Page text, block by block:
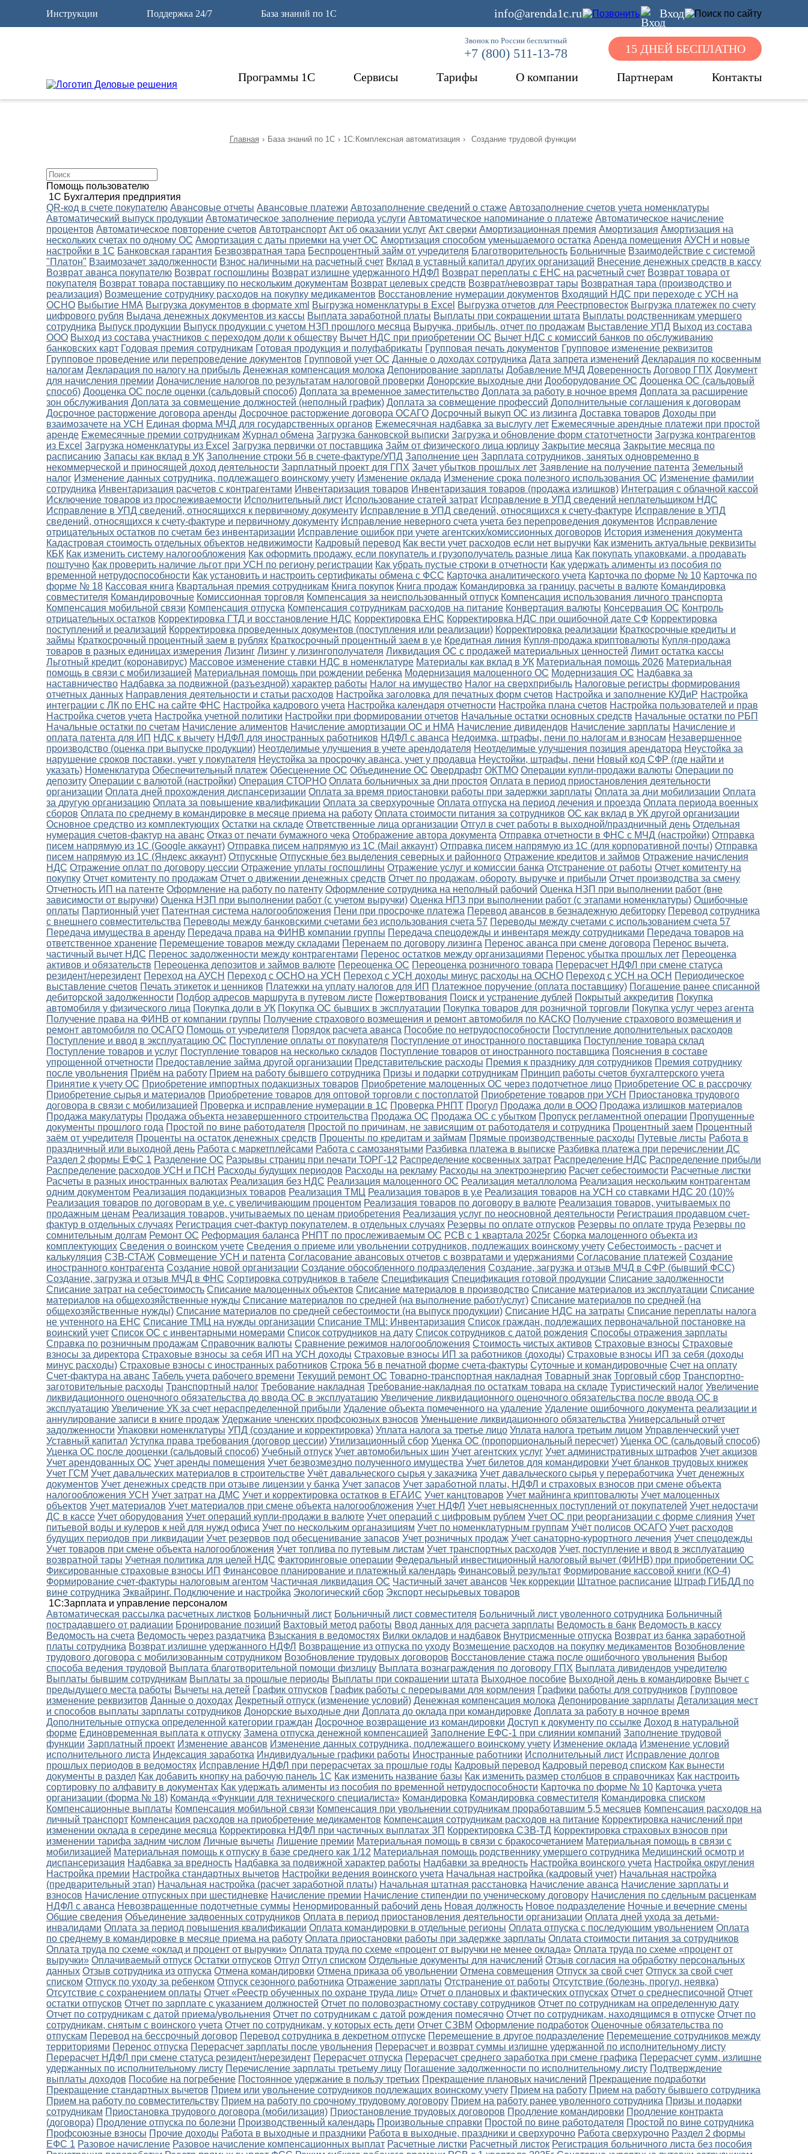
Инструкции Поддержка 24/7 База знаний по 1С info@arenda1c.ru Вход
Звонок по России бесплатный
+7 (800) 511-13-78 15 ДНЕЙ БЕСПЛАТНО
Программы 1С Сервисы Тарифы О компании Партнерам Контакты
Главная › База знаний по 1С › 1С:Комплексная автоматизация › Создание трудовой функции
Помощь пользователю
1С Бухгалтерия предприятия
QR-код в счете покупателю Авансовые отчеты Авансовые платежи Автозаполнение сведений о стаже Автозаполнение счетов учета номенклатуры
Автоматический выпуск продукции Автоматическое заполнение периода услуги Автоматическое напоминание о платеже Автоматическое начисление
процентов Автоматическое повторение счетов Автотранспорт Акт об оказании услуг Акт сверки Амортизационная премия Амортизация Амортизация на
нескольких счетах по одному ОС Амортизация с даты приемки на учет ОС Амортизация способом уменьшаемого остатка Аренда помещения АУСН и новые
настройки в 1С Банковская гарантия Безвозвратная тара Беспроцентный займ от учредителя Благотворительность Больничные Взаимодействие с системой
"Платон" Взаимозачет задолженности Взнос наличными на расчетный счет Вклад в уставный капитал других организаций Внесение денежных средств в кассу
Возврат аванса покупателю Возврат госпошлины Возврат излишне удержанного НДФЛ Возврат переплаты с ЕНС на расчетный счет Возврат товара от
покупателя Возврат товара поставщику по нескольким документам Возврат целевых средств Возврат/невозврат тары Возвратная тара (производство и
реализация) Возмещение сотруднику расходов на покупку медикаментов Восстановление нумерации документов Входящий НДС при переходе с УСН на
ОСНО Выбытие НМА Выгрузка документов в формате xml Выгрузка номенклатуры в Excel Выгрузка отчетов для Реестрповесток Выгрузка платежек по счету
цифрового рубля Выдача денежных документов из кассы Выплата заработной платы Выплаты при сокращении штата Выплаты родственникам умершего
сотрудника Выпуск продукции Выпуск продукции с учетом НЗП прошлого месяца Выручка, прибыль, отчет по продажам Выставление УПД Выход из состава
ООО Выход из состава участников с переходом доли к обществу Вычет НДС при приобретении ОС Вычет НДС с комиссий банков по обслуживанию
банковских карт Годовая премия сотрудникам Готовая продукция и полуфабрикаты Групповая печать документов Групповое изменение реквизитов
Групповое проведение или перепроведение документов Групповой учет ОС Данные о доходах сотрудника Дата запрета изменений Декларация по косвенным
налогам Декларация по налогу на прибыль Денежная компенсация молока Депонирование зарплаты Добавление МЧД Доверенность Договор ГПХ Документ
для начисления премии Доначисление налогов по результатам налоговой проверки Донорские выходные дни Дооборудование ОС Дооценка ОС (сальдовый
способ) Дооценка ОС после оценки (сальдовый способ) Доплата за временное заместительство Доплата за работу в ночное время Доплата за расширение
зон обслуживания Доплата за совмещение должностей (неполный график) Доплата за совмещение профессий Дополнительные соглашения к договорам
Досрочное расторжение договора аренды Досрочное расторжение договора ОСАГО Досрочный выкуп ОС из лизинга Доставка товаров Доходы при
взаимозачете на УСН Единая форма МЧД для государственных органов Ежемесячная надбавка за выслугу лет Ежемесячные арендные платежи при простой
аренде Ежемесячные премии сотрудникам Журнал обмена Загрузка банковской выписки Загрузка и обновление форм статотчетности Загрузка контрагентов
из Excel Загрузка номенклатуры из Excel Загрузка первички от поставщика Займ от физического лица юрлицу Закрытие месяца Закрытие месяца по
расписанию Запасы как вклад в УК Заполнение строки 5б в счете-фактуре/УПД Заполнение цен Зарплата сотрудников, занятых одновременно в
некоммерческой и приносящей доход деятельности Зарплатный проект для ГПХ Зачет убытков прошлых лет Заявление на получение патента Земельный
налог Изменение данных сотрудника, подлежащего воинскому учету Изменение оклада Изменение срока полезного использования ОС Изменение фамилии
сотрудника Инвентаризация расчетов с контрагентами Инвентаризация товаров Инвентаризация товаров (продажа излишков) Интеграция с облачной кассой
Исключение товаров из прослеживаемости Исполнительный лист Использование статей затрат Исправление в УПД сведений неплательщиком НДС
Исправление в УПД сведений, относящихся к первичному документу Исправление в УПД сведений, относящихся к счету-фактуре Исправление в УПД
сведений, относящихся к счету-фактуре и первичному документу Исправление неверного счета учета без перепроведения документов Исправление
отрицательных остатков по счетам без инвентаризации Исправление ошибок при учете агентских/комиссионных договоров История изменения документа
Кадастровая стоимость отдельных объектов недвижимости Кадровый перевод Как вести учет расходов если нет выручки Как изменить актуальные реквизиты
КБК Как изменить систему налогообложения Как оформить продажу, если покупатель и грузополучатель разные лица Как покупать упаковками, а продавать
поштучно Как проверить наличие льгот при УСН по региону регистрации Как убрать пустые строки в отчетности Как удержать алименты из пособия по
временной нетрудоспособности Как установить и настроить сертификаты обмена с ФСС Карточка аналитического учета Карточка по форме № 10 Карточка по
форме № 18 Кассовая книга Квартальная премия сотрудникам Книга покупок Книга продаж Командировка за границу, расчеты в валюте Командировка
совместителя Командировочные Комиссионная торговля Компенсация за неиспользованный отпуск Компенсация использования личного транспорта
Компенсация мобильной связи Компенсация отпуска Компенсация сотрудникам расходов на питание Конвертация валюты Консервация ОС Контроль
отрицательных остатков Корректировка ГТД и восстановление НДС Корректировка ЕНС Корректировка НДС при ошибочной дате СФ Корректировка
поступлений и реализаций Корректировка проведенных документов (поступления или реализации) Корректировка реализации Краткосрочные кредиты и
займы Краткосрочный процентный заем в рублях Краткосрочный процентный заем в у.е Кредитная линия Купля-продажа криптовалюты Купля-продажа
товаров в разных единицах измерения Лизинг Лизинг у лизингополучателя Ликвидация ОС с продажей материальных ценностей Лимит остатка кассы
Льготный кредит (коронавирус) Массовое изменение ставки НДС в номенклатуре Материалы как вклад в УК Материальная помощь 2026 Материальная
помощь в связи с мобилизацией Материальная помощь при рождении ребенка Модернизация малоценного ОС Модернизация ОС Надбавка за
наставничество Надбавка за подвижной (разъездной) характер работы Налог на имущество Налог на сверхприбыль Налоговые регистры формирования
отчетных данных Направления деятельности и статьи расходов Настройка заголовка для печатных форм счетов Настройка и заполнение КУДиР Настройка
интеграции с ЛК по ЕНС на сайте ФНС Настройка кадрового учета Настройка календаря отчетности Настройка плана счетов Настройка пользователей и прав
Настройка счетов учета Настройка учетной политики Настройки при формировании отчетов Начальные остатки основных средств Начальные остатки по РБП
Начальные остатки по счетам Начисление алиментов Начисление амортизации ОС и НМА Начисление дивидендов Начисление зарплаты Начисление и
оплата патента для ИП НДС к вычету НДФЛ для иностранных работников НДФЛ с аванса Недоимка, штрафы, пени по налогам и взносам Незавершенное
производство (оценка при выпуске продукции) Неотделимые улучшения в учете арендодателя Неотделимые улучшения позиция арендатора Неустойка за
нарушение сроков поставки, учет у покупателя Неустойка за просрочку аванса, учет у продавца Неустойки, штрафы, пени Новый код СФР (где найти и
указать) Номенклатура Обеспечительный платеж Обесценение ОС Объединение ОС Овердрафт ОКТМО Операции купли-продажи валюты Операции по
депозиту Операции с валютой (настройки) Операция СТОРНО Оплата больничных за дни простоя Оплата в период приостановления деятельности
организации Оплата дней прохождения диспансеризации Оплата за время приостановки работы при задержки зарплаты Оплата за дни мобилизации Оплата
за другую организацию Оплата за повышение квалификации Оплата за сверхурочные Оплата отпуска на период лечения и проезда Оплата периода военных
сборов Оплата по среднему в командировке в месяце приема на работу Оплата стоимости питания за сотрудников ОС как вклад в УК другой организации
Основное средство из комплектующих Остатки на складе Ответственные лица организации Отгул в счет работы в выходной/праздничный день Отдельная
нумерация счетов-фактур на аванс Отказ от печати бумажного чека Отображение автора документа Отправка отчетности в ФНС с МЧД (настройки) Отправка
писем напрямую из 1С (Google аккаунт) Отправка писем напрямую из 1С (Mail аккаунт) Отправка писем напрямую из 1С (для корпоративной почты) Отправка
писем напрямую из 1С (Яндекс аккаунт) Отпускные Отпускные без выделения северных и районного Отражение кредитов и займов Отражение начисления
НДС Отражение оплат по договору цессии Отражение уплаты госпошлины Отражение услуг и комиссии банка Отстранение от работы Отчет комитенту на
покупку Отчет комитенту по продажам Отчет о движении денежных средств Отчет по продажам, обороту, выручке и прибыли Отчет производства за смену
Отчетность ИП на патенте Оформление на работу по патенту Оформление сотрудника на неполный рабочий Оценка НЗП при выполнении работ (вне
зависимости от выручки) Оценка НЗП при выполнении работ (с учетом выручки) Оценка НПЗ при выполнении работ (с этапами номенклатуры) Ошибочные
оплаты Партионный учет Патентная система налогообложения Пени при просрочке платежа Перевод авансов в безнадежную дебиторку Перевод сотрудника
с внешнего совместительства Переводы между банковскими счетами без использования счета 57 Переводы между счетами с использованием счета 57
Передача имущества в аренду Передача права на ФИНВ компании группы Передача спецодежды и инвентаря между сотрудниками Передача товаров на
ответственное хранение Перемещение товаров между складами Перенаем по договору лизинга Перенос аванса при смене договора Перенос вычета,
частичный вычет НДС Перенос задолженности между контрагентами Перенос остатков между организациями Перенос убытка прошлых лет Переоценка
активов и обязательств Переоценка депозитов и займов валюте Переоценка ОС Переоценка розничного товара Перерасчет НДФЛ при смене статуса
резидент/нерезидент Переход на АУСН Переход с ОСНО на УСН Переход с УСН доходы минус расходы на ОСНО Переход с УСН на ОСН Периодическое
выставление счетов Печать этикеток и ценников Платежки на уплату налогов для ИП Платежное поручение (оплата поставщику) Погашение ранее списанной
дебиторской задолженности Подбор адресов маршрута в путевом листе Пожертвования Поиск и устранение дублей Покрытый аккредитив Покупка
автомобиля у физического лица Покупка доли в УК Покупка ОС бывших в эксплуатации Покупка товаров для розничной торговли Покупка услуг через агента
Получение права на ФИНВ от компании группы Получение страхового возмещения и ремонт автомобиля по КАСКО Получение страхового возмещения и
ремонт автомобиля по ОСАГО Помощь от учредителя Порядок расчета аванса Пособие по нетрудоспособности Поступление дополнительных расходов
Поступление и ввод в эксплуатацию ОС Поступление оплаты от покупателя Поступление от иностранного поставщика Поступление товара склад
Поступление товаров и услуг Поступление товаров на несколько складов Поступление товаров от иностранного поставщика Пояснения в составе
упрощенной отчетности Предоставление займа другой организации Представительские расходы Премия к празднику для сотрудников Премия сотруднику
после увольнения Приём на работу Прием на работу бывшего сотрудника Призы и подарки сотрудникам Принцип работы счетов бухгалтерского учета
Принятие к учету ОС Приобретение импортных подакцизных товаров Приобретение малоценных ОС через подотчетное лицо Приобретение ОС в рассрочку
Приобретение сырья и материалов Приобретение товаров для оптовой торговли с постоплатой Приобретение товаров при УСН Приостановка трудового
договора в связи с мобилизацией Проверка и исправление нумерации в 1С Проверка РНПТ Прогул Продажа доли в ООО Продажа излишков материалов
Продажа макулатуры Продажа объекта незавершенного строительства Продажа ОС Продажа ОС с убытком Пропуск регламентной операции Пропущенные
документы прошлого года Простой по вине работодателя Простой по причинам, не зависящим от работодателя и сотрудника Процентный заем Процентный
заём от учредителя Проценты на остаток денежных средств Проценты по кредитам и займам Прямые производственные расходы Путевые листы Работа в
праздничный или выходной день Работа с маркетплейсами Работа с самозанятыми Разбивка платежа в выписке Разбивка платежа при перечислении ДС
Раздел 2 формы ЕФС 1 Разделение ОС Разрывы страниц при печати ТОРГ-12 Распределение косвенных затрат Распределение НДС Распределение прибыли
Распределение расходов УСН и ПСН Расходы будущих периодов Расходы на рекламу Расходы на электроэнергию Расчет себестоимости Расчетные листки
Расчеты в разных иностранных валютах Реализация без НДС Реализация малоценного ОС Реализация металлолома Реализация нескольким контрагентам
одним документом Реализация подакцизных товаров Реализация ТМЦ Реализация товаров в у.е Реализация товаров на УСН со ставками НДС 20 (10)%
Реализация товаров по договорам в у.е. с увеличивающим процентом Реализация товаров по договору в валюте Реализация товаров, учитываемых по
продажным ценам Реализация товаров, учитываемых по ценам приобретения Реализация услуг по неосновной деятельности Регистрация продавцом счет-
фактур в отдельных случаях Регистрация счет-фактур покупателем, в отдельных случаях Резервы по оплате отпусков Резервы по оплате труда Резервы по
сомнительным долгам Ремонт ОС Реформация баланса РНПТ по прослеживаемым ОС РСВ с 1 квартала 2025г Сборка малоценного объекта из
комплектующих Сведения о воинском учете Сведения о приеме или увольнении сотрудников, подлежащих воинскому учету Себестоимость - расчет и
калькуляция СЗВ-СТАЖ Совмещение УСН и патента Согласование авансовых отчетов с возвратами и удержаниями Согласование платежей Создание
иностранного контрагента Создание новой организации Создание обособленного подразделения Создание, загрузка и отзыв МЧД в СФР (бывший ФСС)
Создание, загрузка и отзыв МЧД в ФНС Сортировка сотрудников в табеле Спецификация Спецификация готовой продукции Списание задолженности
Списание затрат на себестоимость Списание малоценных объектов Списание материалов в производство Списание материалов из эксплуатации Списание
материалов на общехозяйственные нужды Списание материалов по средней (на выполнение работ/услуг) Списание материалов по средней (на
общехозяйственные нужды) Списание материалов по средней себестоимости (на выпуск продукции) Списание НДС на затраты Списание переплаты налога
не учтенного на ЕНС Списание ТМЦ на нужды организации Списание ТМЦ: Инвентаризация Список граждан, подлежащих первоначальной постановке на
воинский учет Список ОС с инвентарными номерами Список сотрудников на дату Список сотрудников с датой рождения Способы отражения зарплаты
Справка по розничным продажам Справочник валюты Сравнение режимов налогообложения Стоимость чистых активов Страховые взносы Страховые
взносы за директора Страховые взносы за себя ИП на УСН доходы Страховые взносы ИП за работников (доходы) Страховые взносы ИП за себя (доходы
минус расходы) Страховые взносы с иностранных работников Строка 5б в печатной форме счета-фактуры Суточные и командировочные Счет на оплату
Счет-фактура на аванс Табель учета рабочего времени Текущий ремонт ОС Товарно-транспортная накладная Товарный знак Торговый сбор Транспортно-
заготовительные расходы Транспортный налог Требование накладная Требование-накладная по остаткам товара на складе Туристический налог Увеличение
ликвидационного оценочного обязательства до ввода ОС в эксплуатацию Увеличение ликвидационного оценочного обязательства после ввода ОС в
эксплуатацию Увеличение УК за счет нераспределенной прибыли Удаление объекта помеченного на удаление Удаление ошибочного документа реализации и
аннулирование записи в книге продаж Удержание членских профсоюзных взносов Уменьшение ликвидационного обязательства Универсальный отчет
задолженности Упаковки номенклатуры УПД (создание и корректировка) Уплата налога за третье лицо Уплата налога третьим лицом Управленческий учет
Уставный капитал Уступка права требования (договор цессии) Утилизационный сбор Уценка ОС (пропорциональный пересчет) Уценка ОС (сальдовый способ)
Уценка ОС после дооценки (сальдовый способ) Учебный отпуск Учет автомобильных шин Учет агентских услуг Учет административных штрафов Учет акцизов
Учет арендованных ОС Учет аренды помещения Учет безвозмездно полученного имущества Учет билетов для командировки Учет бланков трудовых книжек
Учет ГСМ Учет давальческих материалов в строительстве Учёт давальческого сырья у заказчика Учет давальческого сырья у переработчика Учет денежных
документов Учет денежных средств при отзыве лицензии у банка Учет запасов Учет заработной платы, НДФЛ и страховых взносов при смене объекта
налогообложения УСН Учет затрат на ДМС Учет и корректировка остатков в ЕГАИС Учет канцтоваров Учет майнинга криптовалюты Учет малоценных
объектов Учет материалов Учет материалов при смене объекта налогообложения Учет НДФЛ Учет невыясненных поступлений от покупателей Учет недостачи
ДС в кассе Учет оборудования Учет операций купли-продажи в валюте Учет операций с цифровым рублем Учет ОС при реорганизации с форме слияния Учет
питьевой воды и кулеров к ней для нужд офиса Учет по нескольким органазициям Учет по номенклатурным группам Учёт полисов ОСАГО Учет расходов
будущих периодов при ликвидации Учет резервов под обесценивание запасов Учет розничных продаж Учет санаторно-курортного лечения Учет спецодежды
Учет товаров при смене объекта налогообложения Учет топлива по путевым листам Учет транспортных расходов Учет, поступление и ввод в эксплуатацию
возвратной тары Учетная политика для целей НДС Факторинговые операции Федеральный инвестиционный налоговый вычет (ФИНВ) при приобретении ОС
Фиксированные страховые взносы ИП Финансовое планирование и платежный календарь Финансовый результат Формирование кассовой книги (КО-4)
Формирование счет-фактуры налоговым агентом Частичная ликвидация ОС Частичный зачет авансов Чек коррекции Штатное расписание Штраф ГИБДД по
вине сотрудника Эквайринг. Подключение и настройка Экологический сбор Экспорт несырьевых товаров
1С:Зарплата и управление персоналом
Автоматическая рассылка расчетных листков Больничный лист Больничный лист совместителя Больничный лист уволенного сотрудника Больничный
пострадавшего от радиации Бронирование позиций Вахтовый метод работы Ввод данных для расчета зарплаты Ведомость в банк Ведомость в кассу
Ведомость на счета Ведомость через раздатчика Взыскания в ведомостях Вилки окладов и надбавок Внутрисменные отпуска Возврат из банка заработной
платы сотрудника Возврат излишне удержанного НДФЛ Возвращение из отпуска по уходу Возмещение расходов на покупку медикаментов Возобновление
трудового договора с мобилизованным сотрудником Возобновление трудовых договоров Восстановление стажа после ошибочного увольнения Выбор
способа ведения трудовой Выплата благотворительной помощи физлицу Выплата вознаграждения по договору ГПХ Выплата дивидендов учредителю
Выплаты бывшим сотрудникам Выплаты за прошлые периоды Выплаты при сокращении штата Выходное пособие Выходной день в командировке Вычет с
предыдущего места работы Вычеты на детей График отпусков График работы с перерывами для кормления Графики работы для сотрудников Групповое
изменение реквизитов Данные о доходах Декретный отпуск (изменение условий) Денежная компенсация молока Депонирование зарплаты Детализация мест
и способов выплаты зарплаты сотрудников Донорские выходные дни Доплата до оклада при командировке Доплата за работу в ночное время
Дополнительные отпуска определенной категории граждан Досрочное возвращение из командировки Доступ к документу по ссылке Доход в натуральной
форме Единовременная выплата к отпуску Замена отпуска денежной компенсацией Заполнение ЕФС-1 при слиянии компаний Заполнение трудовой
функции Зарплатный проект Изменение авансов Изменение данных сотрудника, подлежащего воинскому учету Изменение оклада Изменение условий
исполнительного листа Индексация заработка Индивидуальные графики работы Иностранные работники Исполнительный лист Исправление долгов
прошлых периодов в ведомостях Исправление НДФЛ при перерасчетах за прошлые годы Кадровый перевод Кадровый перевод списком Как вынести
документы в раздел Как добавить кнопку на рабочую панель 1С Как изменить название базы Как изменить размер столбцов в справочниках Как настроить
сортировку по алфавиту в документах Как удержать алименты из пособия по временной нетрудоспособности Карточка по форме № 10 Карточка учета
организации (форма № 18) Команда «Функции для технического специалиста» Командировка Командировка совместителя Командировка списком
Компенсационные выплаты Компенсация мобильной связи Компенсация при увольнении сотрудникам проработавшим 5,5 месяцев Компенсация расходов на
личный транспорт Компенсация расходов на приобретение медикаментов Компенсация сотрудникам расходов на питание Корректировка начислений при
изменении оклада в середине месяца Корректировка НДФЛ при частичных выплатах ЗП Корректировка СЗВ-ТД Корректировка страховых взносов при
изменении тарифа задним числом Личные вычеты Лишение премии Материальная помощь в связи с бракосочетанием Материальная помощь в связи с
мобилизацией Материальная помощь к отпуску в базе среднего как 1/12 Материальная помощь родственнику умершего сотрудника Медицинский осмотр и
диспансеризация Надбавка за вредность Надбавка за подвижной характер работы Надбавки за вредность Настройка воинского учета Настройка округления
Настройка премии Настройка стандартных вычетов Настройки ведения воинского учета Начальная настройка (кадровый учет) Начальная настройка
(предварительный этап) Начальная настройка (расчет заработной платы) Начальная штатная расстановка Начисление аванса Начисление зарплаты и
взносов Начисление отпускных при шестидневке Начисление премии Начисление стипендии по ученическому договору Начисления по сдельным расценкам
НДФЛ с аванса Невозвращенные подотчетные суммы Ненормированный рабочий день Новая должность Новое подразделение Ночные и вечерние смены
Общие сведения Объединение задвоенных сотрудников Оплата в период приостановления деятельности организации Оплата дней ухода за детьми-
инвалидами Оплата за период повышения квалификации Оплата командировки в отдельные регионы Оплата отпуска с последующим увольнением Оплата
по среднему в командировке в месяце приема на работу Оплата приостановки работы при задержке зарплаты Оплата стоимости питания за сотрудников
Оплата труда по схеме «оклад и процент от выручки» Оплата труда по схеме «процент от выручки не менее оклада» Оплата труда по схеме «процент от
выручки» Оплачиваемый отпуск Остатки отпусков Отгул Отгул списком Отдельные документы для начислений Отзыв согласия на обработку персональных
данных Отзыв сотрудника из отпуска Отмена командировки Отмена приказа об увольнении Отмена совмещения Отпуск за свой счет Отпуск за свой счет
списком Отпуск по уходу за ребенком Отпуск сезонного работника Отражение зарплаты Отстранение от работы Отсутствие (болезнь, прогул, неявка)
Отсутствие с сохранением оплаты Отчет «Реестр обученных по охране труда лиц» Отчет о плановых и фактических отпусках Отчет о среднесписочной Отчет
остатки отпусков Отчет по зарплате с указанием должностей Отчет по половозрастному составу сотрудников Отчет по сотрудникам на определенную дату
Отчет по сотрудникам с датой приема/увольнения Отчет по сотрудникам с датой рождения помесячно Отчет по сотрудникам, находящимся в отпуске Отчет по
сотрудникам, снятым с воинского учета Отчет по сотрудникам, у которых есть дети Отчет СЗВМ Оформление подработок Оценочные обязательства по
отпускам Перевод на бессрочный договор Перевод сотрудника в декретном отпуске Перемещение в другое подразделение Перемещение сотрудников между
территориями Перенос отпуска Перерасчет зарплаты после увольнения Перерасчет и возврат суммы излишне удержанной по исполнительному листу
Перерасчет НДФЛ при смене статуса резидент/нерезидент Перерасчет отпуска Перерасчет среднего заработка при смене графика Перерасчет сумм, излишне
удержанных по исполнительному листу Перечисление зарплаты третьему лицу Погашение задолженности по исполнительному листу Подтверждение
выплаты доходов Пособие на погребение Постоянное удержание в пользу третьих Прекращение плановых начислений Прекращение подработки
Прекращение стандартных вычетов Прием или увольнение сотрудников подлежащих воинскому учету Прием на работу Прием на работу бывшего сотрудника
Прием на работу по совместительству Прием на работу по срочному трудовому договору Прием на работу ранее уволенного сотрудника Призы и подарки
сотрудникам Приостановка трудового договора (мобилизация) Приостановление трудовых договоров Продление командировки Продление контракта
(договора) Продление отпуска по болезни Производственный календарь Произвольные справки Простой по вине работодателя Простой по вине сотрудника
Профсоюзные взносы Прочие доходы Работа в выходные и праздники Работа в выходные, праздники и сверхурочно Работа сверхурочно Раздел 2 формы
ЕФС 1 Разовое начисление Разовое начисление компенсационных выплат Расчетные листки Расчетный листок Регистрация больничного листа без пособия